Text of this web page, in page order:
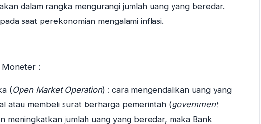
dalam rangka mengurangi jumlah uang yang beredar.
saat perekonomian mengalami inflasi.
:
(Open Market Operation) : cara mengendalikan uang yang
atau membeli surat berharga pemerintah (government
meningkatkan jumlah uang yang beredar, maka Bank